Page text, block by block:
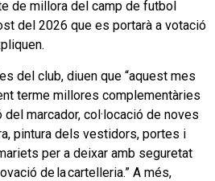
de millora del camp de futbol
del 2026 que es portarà a votació
del club, diuen que “aquest mes
terme millores complementàries
del marcador, col·locació de noves
pintura dels vestidors, portes i
per a deixar amb seguretat
de la cartelleria.” A més,